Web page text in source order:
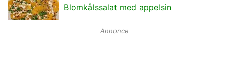
Blomkålssalat med appelsin
Annonce